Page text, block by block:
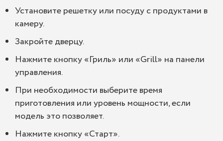
Установите решетку или посуду с продуктами в
камеру.
Закройте дверцу.
Нажмите кнопку «Гриль» или «Grill» на панели
управления.
При необходимости выберите время
приготовления или уровень мощности, если
модель это позволяет.
Нажмите кнопку «Старт».